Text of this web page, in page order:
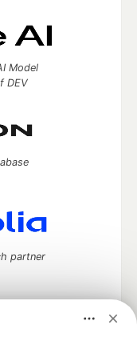
Model
DEV
partner
keep up software